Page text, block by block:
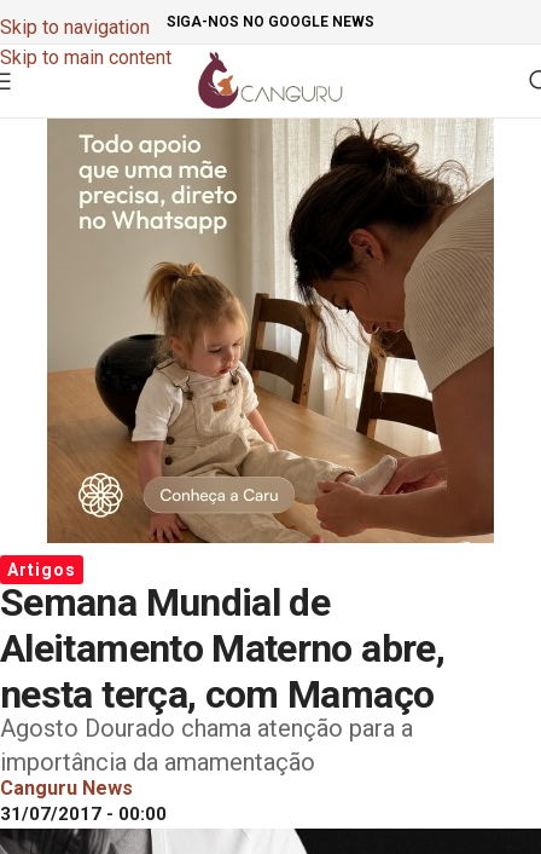
Skip to navigation
Skip to main content
SIGA-NOS NO GOOGLE NEWS
Artigos
Semana Mundial de
Aleitamento Materno abre,
nesta terça, com Mamaço
Agosto Dourado chama atenção para a
importância da amamentação
Canguru News
31/07/2017 - 00:00